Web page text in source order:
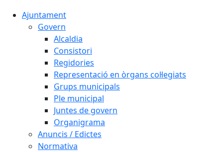
Ajuntament
Govern
Alcaldia
Consistori
Regidories
Representació en òrgans col·legiats
Grups municipals
Ple municipal
Juntes de govern
Organigrama
Anuncis / Edictes
Normativa